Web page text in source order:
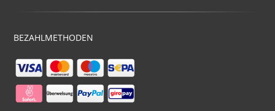
BEZAHLMETHODEN